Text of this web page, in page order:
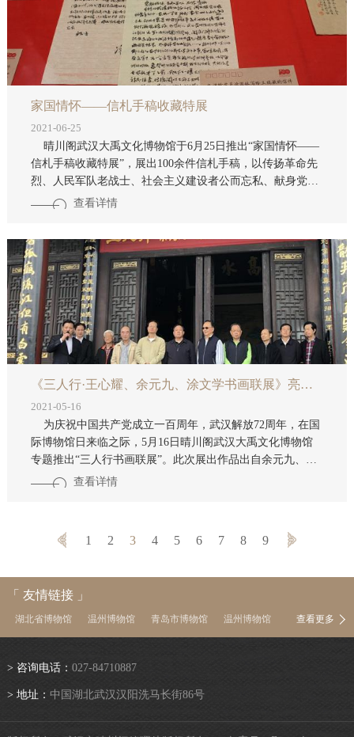
青笔墨的艺术形式和多元素的创作风格，赞美祖国，
家国情怀——信札手稿收藏特展
2021-06-25
晴川阁武汉大禹文化博物馆于6月25日推出“家国情怀——
信札手稿收藏特展”，展出100余件信札手稿，以传扬革命先
烈、人民军队老战士、社会主义建设者公而忘私、献身党的
事业的家国情怀。 农讲所学员凃国林写给
查看详情
《三人行·王心耀、余元九、涂文学书画联展》亮相晴川阁
2021-05-16
为庆祝中国共产党成立一百周年，武汉解放72周年，在国
际博物馆日来临之际，5月16日晴川阁武汉大禹文化博物馆
专题推出“三人行书画联展”。此次展出作品出自余元九、涂
文学、王心耀三位先生之手。余元九曾任武汉市工商联主
习书、工书多年。王心耀是湖北画坛当代艺术大家和美术教
育家，现任江汉大学艺术学院院长。 此次参展作品包括书
查看详情
1 2 3 4 5 6 7 8 9
「 友情链接 」
湖北省博物馆 温州博物馆 青岛市博物馆 温州博物馆
河南博物院 湖南省博物馆
中国国家博物馆 故宫博物院 中国文物信息网
查看更多
> 咨询电话： 027-84710887
> 地址： 中国湖北武汉汉阳洗马长街86号